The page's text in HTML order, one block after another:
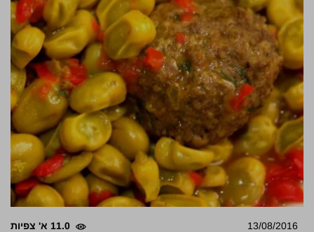
13/08/2016 11.0 א' צפיות